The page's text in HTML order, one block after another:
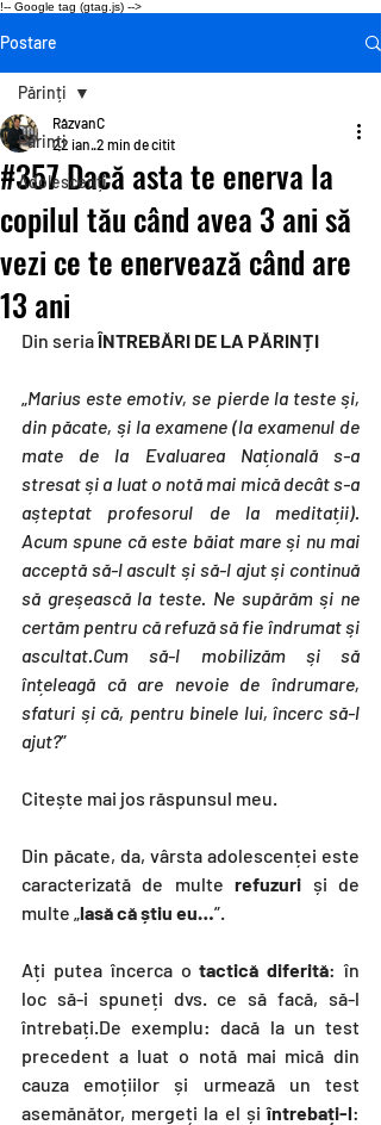
!-- Google tag (gtag.js) -->
Postare
Părinți
Adolescenți
Părinți
#357 Dacă asta te enerva la
copilul tău când avea 3 ani să
vezi ce te enervează când are
13 ani
RăzvanC
22 ian.2 min de citit
Din seria ÎNTREBĂRI DE LA PĂRINȚI
„Marius este emotiv, se pierde la teste și,
din păcate, și la examene (la examenul de
mate de la Evaluarea Națională s-a
stresat și a luat o notă mai mică decât s-a
așteptat profesorul de la meditații).
Acum spune că este băiat mare și nu mai
acceptă să-l ascult și să-l ajut și continuă
să greșească la teste. Ne supărăm și ne
certăm pentru că refuză să fie îndrumat și
ascultat.Cum să-l mobilizăm și să
înțeleagă că are nevoie de îndrumare,
sfaturi și că, pentru binele lui, încerc să-l
ajut?”
Citește mai jos răspunsul meu.
Din păcate, da, vârsta adolescenței este
caracterizată de multe refuzuri și de
multe „lasă că știu eu…”.
Ați putea încerca o tactică diferită: în
întrebați.De exemplu: dacă la un test
precedent a luat o notă mai mică din
cauza emoțiilor și urmează un test
asemănător, mergeți la el și întrebați-l: